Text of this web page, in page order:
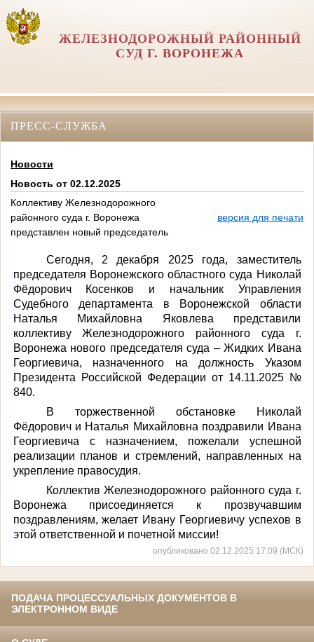
ЖЕЛЕЗНОДОРОЖНЫЙ РАЙОННЫЙ
СУД Г. ВОРОНЕЖА
ПРЕСС-СЛУЖБА
Новости
Новость от 02.12.2025
Коллективу Железнодорожного
районного суда г. Воронежа
представлен новый председатель
версия для печати
Сегодня, 2 декабря 2025 года, заместитель
председателя Воронежского областного суда Николай
Фёдорович Косенков и начальник Управления
Судебного департамента в Воронежской области
Наталья Михайловна Яковлева представили
коллективу Железнодорожного районного суда г.
Воронежа нового председателя суда – Жидких Ивана
Георгиевича, назначенного на должность Указом
Президента Российской Федерации от 14.11.2025 №
840.
В торжественной обстановке Николай
Фёдорович и Наталья Михайловна поздравили Ивана
Георгиевича с назначением, пожелали успешной
реализации планов и стремлений, направленных на
укрепление правосудия.
Коллектив Железнодорожного районного суда г.
Воронежа присоединяется к прозвучавшим
поздравлениям, желает Ивану Георгиевичу успехов в
этой ответственной и почетной миссии!
опубликовано 02.12.2025 17:09 (МСК)
ПОДАЧА ПРОЦЕССУАЛЬНЫХ ДОКУМЕНТОВ В
ЭЛЕКТРОННОМ ВИДЕ